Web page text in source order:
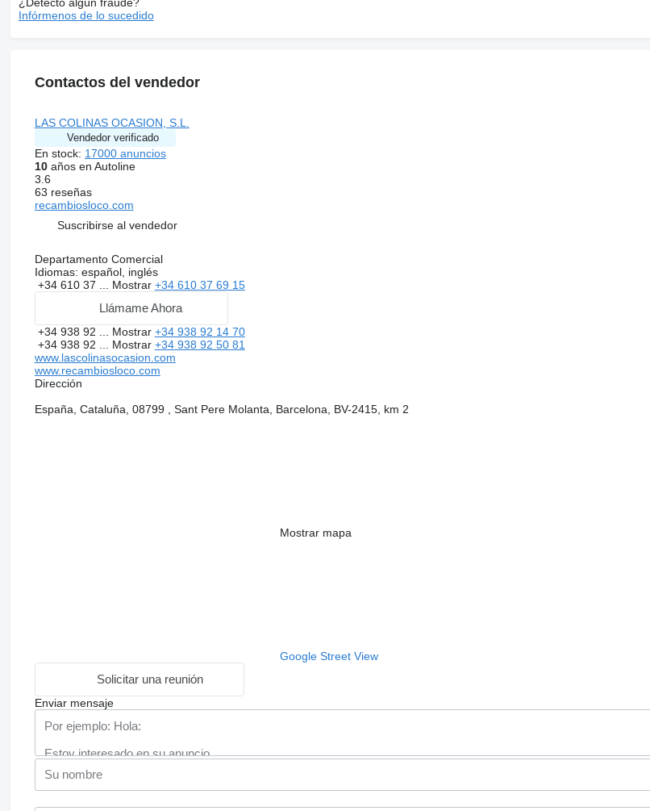
Infórmenos de lo sucedido
Contactos del vendedor
LAS COLINAS OCASION, S.L.
Vendedor verificado
En stock: 17000 anuncios
10años en Autoline
3.6
63 reseñas
recambiosloco.com
Suscribirse al vendedor
Departamento Comercial
Idiomas: español, inglés
+34 610 37 ... Mostrar +34 610 37 69 15
Llámame Ahora
+34 938 92 ... Mostrar +34 938 92 14 70
+34 938 92 ... Mostrar +34 938 92 50 81
www.lascolinasocasion.com
www.recambiosloco.com
Dirección
España, Cataluña, 08799 , Sant Pere Molanta, Barcelona, BV-2415, km 2
Mostrar mapa
Google Street View
Solicitar una reunión
Enviar mensaje